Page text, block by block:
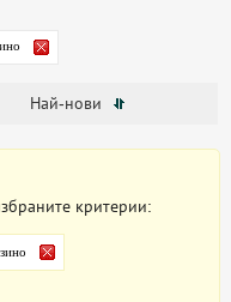
Най-нови
критерии: